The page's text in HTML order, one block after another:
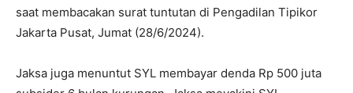
saat membacakan surat tuntutan di Pengadilan Tipikor
Jakarta Pusat, Jumat (28/6/2024).
Jaksa juga menuntut SYL membayar denda Rp 500 juta